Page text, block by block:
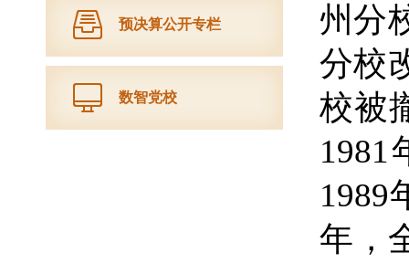
预决算公开专栏
数智党校
州分
分校
校被
1989
年，